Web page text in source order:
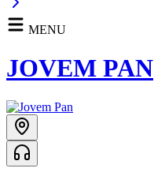
MENU
JOVEM PAN